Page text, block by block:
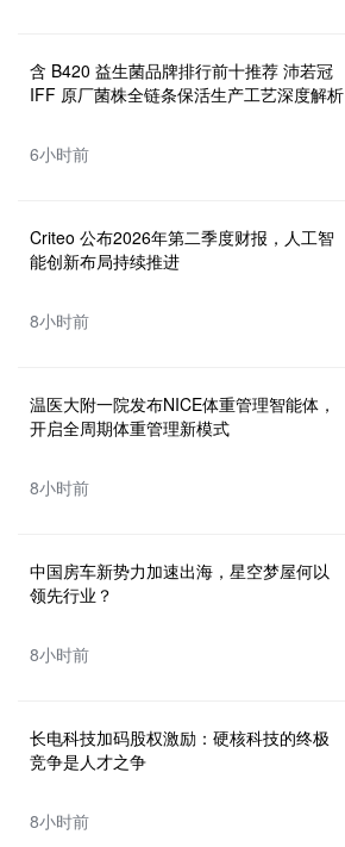
含 B420 益生菌品牌排行前十推荐 沛若冠
IFF 原厂菌株全链条保活生产工艺深度解析
6小时前
Criteo 公布2026年第二季度财报，人工智
能创新布局持续推进
8小时前
温医大附一院发布NICE体重管理智能体，
开启全周期体重管理新模式
8小时前
中国房车新势力加速出海，星空梦屋何以
领先行业？
8小时前
长电科技加码股权激励：硬核科技的终极
竞争是人才之争
8小时前